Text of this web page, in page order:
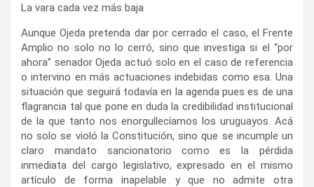
La vara cada vez más baja
Aunque Ojeda pretenda dar por cerrado el caso, el Frente
Amplio no solo no lo cerró, sino que investiga si el “por
ahora” senador Ojeda actuó solo en el caso de referencia
o intervino en más actuaciones indebidas como esa. Una
situación que seguirá todavía en la agenda pues es de una
flagrancia tal que pone en duda la credibilidad institucional
de la que tanto nos enorgullecíamos los uruguayos. Acá
no solo se violó la Constitución, sino que se incumple un
claro mandato sancionatorio como es la pérdida
inmediata del cargo legislativo, expresado en el mismo
artículo de forma inapelable y que no admite otra